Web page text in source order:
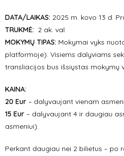
DATA/LAIKAS: 2025 m. kovo 13 d.
TRUKMĖ: 2 ak. val.
MOKYMŲ TIPAS: Mokymai vyks
platformoje). Visiems dalyviams
transliacijos bus išsiųstas mokymų
KAINA:
20 Eur – dalyvaujant vienam
15 Eur – dalyvaujant 4 ir daugiau
asmeniui).
Perkant daugiau nei 2 bilietus – po